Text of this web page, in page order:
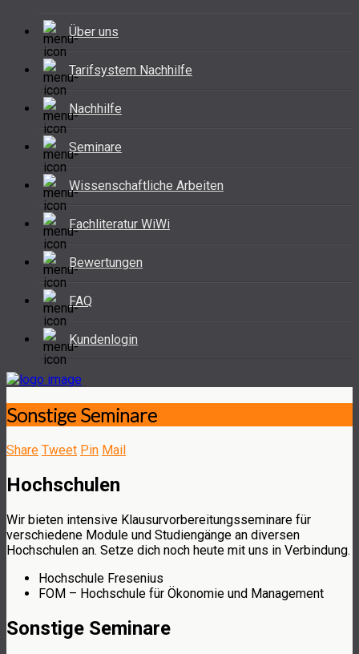
Über uns
Tarifsystem Nachhilfe
Nachhilfe
Seminare
Wissenschaftliche Arbeiten
Fachliteratur WiWi
Bewertungen
FAQ
Kundenlogin
Sonstige Seminare
Share Tweet Pin Mail
Hochschulen
Wir bieten intensive Klausurvorbereitungsseminare für
verschiedene Module und Studiengänge an diversen
Hochschulen an. Setze dich noch heute mit uns in Verbindung.
Hochschule Fresenius
FOM – Hochschule für Ökonomie und Management
Sonstige Seminare